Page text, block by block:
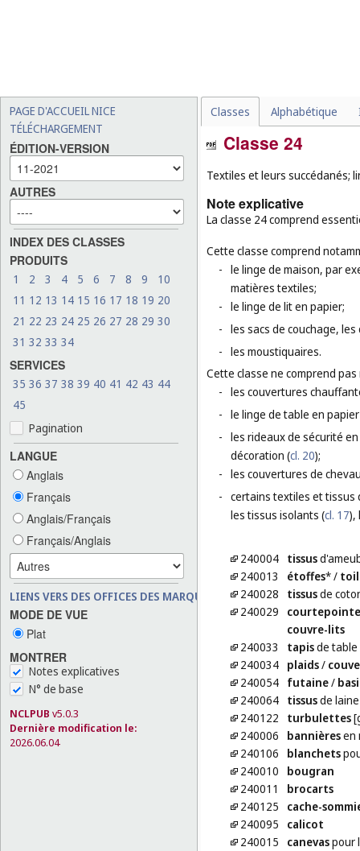
PAGE D'ACCUEIL NICE
TÉLÉCHARGEMENT
ÉDITION-VERSION
AUTRES
INDEX DES CLASSES
PRODUITS
1 2 3 4 5 6 7 8 9
10
11 12 13 14 15 16 17 18 19 20
21 22 23 24 25 26 27 28 29 30
31 32 33 34
SERVICES
35 36 37 38 39 40 41 42 43 44
45
Pagination
LANGUE
Anglais
Français
Anglais/Français
Français/Anglais
LIENS VERS DES OFFICES DES MARQUES
MODE DE VUE
Plat
MONTRER
Notes explicatives
N° de base
NCLPUB v5.0.3
Dernière modification le:
2026.06.04
Classes Alphabétique
Classe 24
Textiles et leurs succédanés;
Note explicative
La classe 24 comprend
Cette classe comprend
- le linge de maison, par
matières textiles;
- le linge de lit en papier;
- les sacs de couchage,
- les moustiquaires.
Cette classe ne comprend
- les couvertures
- le linge de table en
- les rideaux de sécurité
décoration (cl. 20);
- les couvertures de
- certains textiles et tissus
les tissus isolants (cl. 17),
240004 tissus
240013
étoffes*/
240028
tissusde
240029
couvre-lits
240033
tapisde table
240034 plaids/
240054 futaine/
240064 tissusde laine
240122
turbulettes
240006
bannièresen
240106
blanchets
240010
bougran
240011
brocarts
240125
cache-
240095
calicot
240015
canevaspour